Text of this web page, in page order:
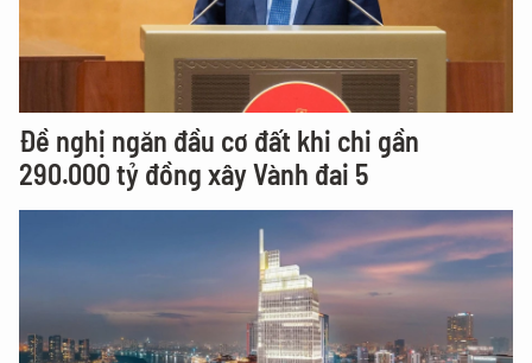
Đề nghị ngăn đầu cơ đất khi chi gần
290.000 tỷ đồng xây Vành đai 5